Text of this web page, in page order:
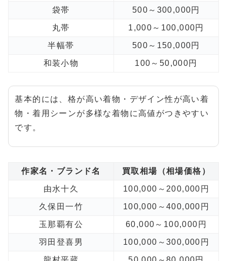
袋帯 500～300,000円
丸帯 1,000～100,000円
半幅帯 500～150,000円
和装小物 100～50,000円
基本的には、格が高い着物・デザイン性が高い着
物・着用シーンが多様な着物に高値がつきやすい
です。
作家名・ブランド名 買取相場（相場価格）
由水十久 100,000～200,000円
久保田一竹 100,000～400,000円
玉那覇有公 60,000～100,000円
羽田登喜男 100,000～300,000円